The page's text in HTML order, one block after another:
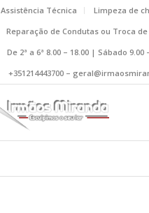
Assistência Técnica
Limpeza de
Reparação de Condutas ou Troca
De 2ª a 6ª 8.00 – 18.00 | Sábado 9.00
+351214443700 –